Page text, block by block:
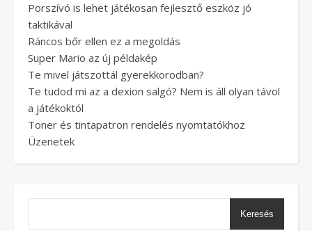
Porszívó is lehet játékosan fejlesztő eszköz jó
taktikával
Ráncos bőr ellen ez a megoldás
Super Mario az új példakép
Te mivel játszottál gyerekkorodban?
Te tudod mi az a dexion salgó? Nem is áll olyan távol
a játékoktól
Toner és tintapatron rendelés nyomtatókhoz
Üzenetek
Keresés